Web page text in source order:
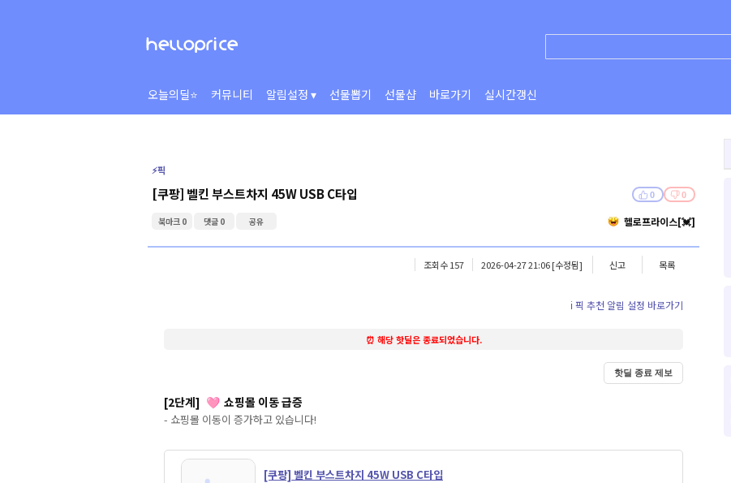
오늘의딜⭐ 커뮤니티 알림설정 ▾ 선물뽑기 선물샵 바로가기 실시간갱신
⚡️픽
[쿠팡] 벨킨 부스트차지 45W USB C타입 0 0
북마크 0 댓글 0 공유 헬로프라이스[💓]
조회수 157 2026-04-27 21:06[수정됨] 신고 목록
ℹ️ 픽 추천 알림 설정 바로가기
⏰ 해당 핫딜은 종료되었습니다.
핫딜 종료 제보
[2단계] 🩷 쇼핑몰 이동 급증
- 쇼핑몰 이동이 증가하고 있습니다!
[쿠팡] 벨킨 부스트차지 45W USB C타입